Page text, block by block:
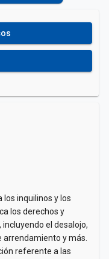
los inquilinos y los
los derechos y
el desalojo,
y más.
referente a las